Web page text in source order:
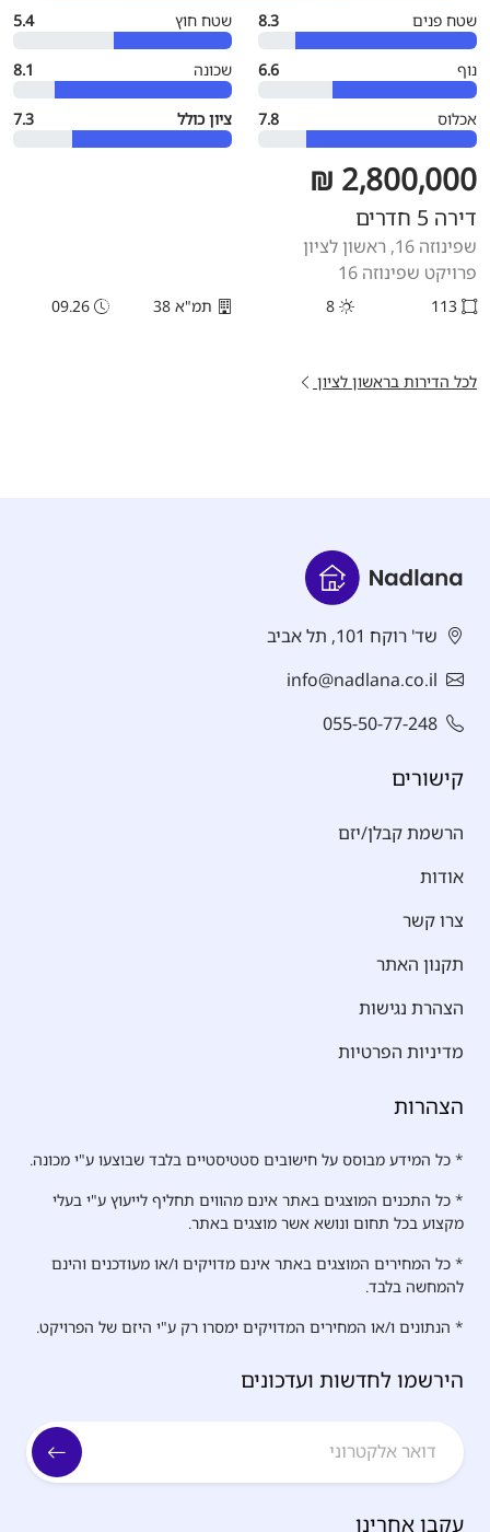
שטח פנים 8.3 שטח חוץ 5.4
נוף 6.6 שכונה 8.1
אכלוס 7.8 ציון כולל 7.3
2,800,000 ₪
דירה 5 חדרים
שפינוזה 16, ראשון לציון
פרויקט שפינוזה 16
תמ"א 38
לכל הדירות בראשון לציון
שד' רוקח 101, תל אביב
info@nadlana.co.il
055-50-77-248
קישורים
הרשמת קבלן/יזם
אודות
צרו קשר
תקנון האתר
הצהרת נגישות
מדיניות הפרטיות
הצהרות
* כל המידע מבוסס על חישובים סטטיסטיים בלבד שבוצעו ע"י מכונה.
* כל התכנים המוצגים באתר אינם מהווים תחליף לייעוץ ע"י בעלי
מקצוע בכל תחום ונושא אשר מוצגים באתר.
* כל המחירים המוצגים באתר אינם מדויקים ו/או מעודכנים והינם
להמחשה בלבד.
* הנתונים ו/או המחירים המדויקים ימסרו רק ע"י היזם של הפרויקט.
הירשמו לחדשות ועדכונים
עקבו אחרינו